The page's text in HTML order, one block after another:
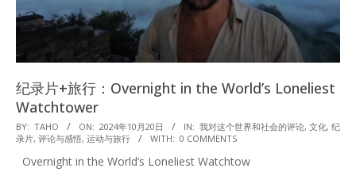
纪录片+旅行：Overnight in the World’s Loneliest
Watchtower
2024-
10-
20
BY: TAHO ON: 2024年10月20日 IN: 我对这个世界和社会的评论, 文化, 纪
录片, 评论与感悟, 运动与旅行 WITH: 0 COMMENTS
Overnight in the World’s Loneliest Watchtow